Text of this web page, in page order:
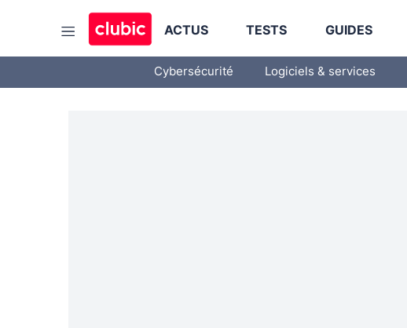
ACTUS TESTS GUIDES
Cybersécurité Logiciels & services